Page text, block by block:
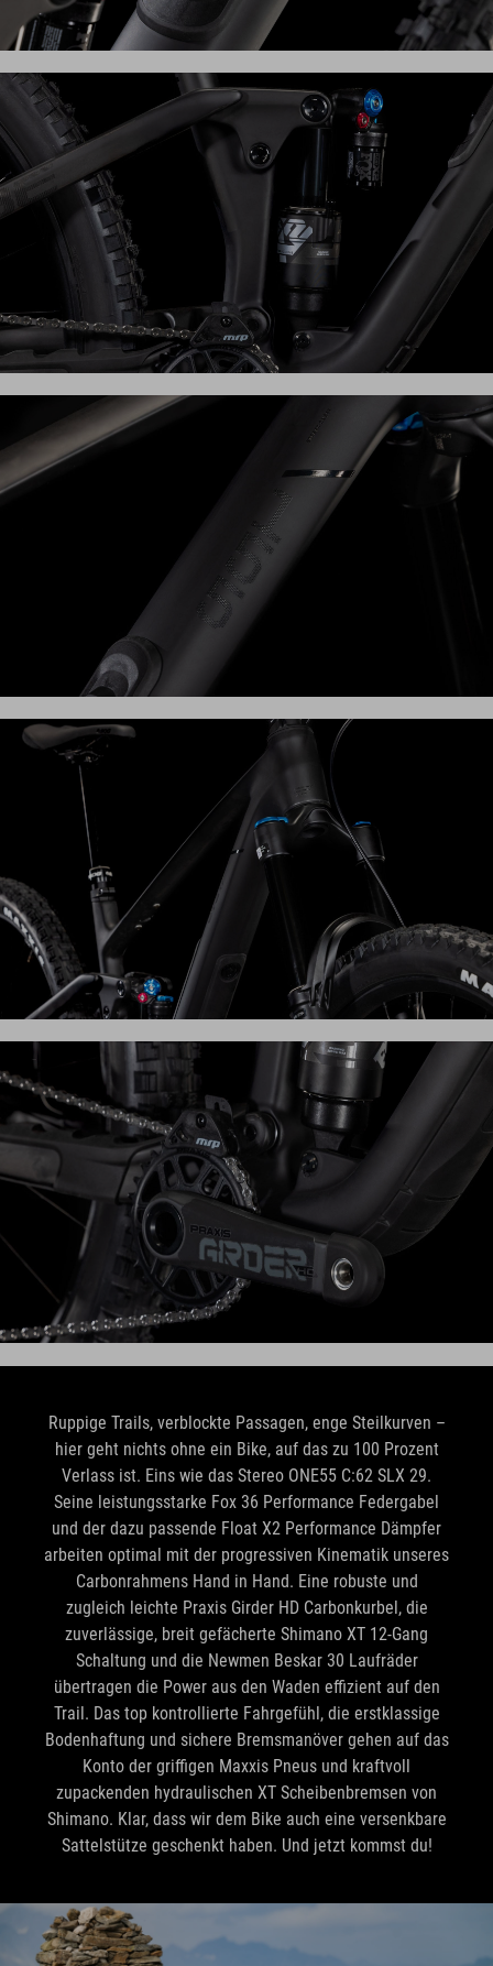
Ruppige Trails, verblockte Passagen, enge Steilkurven –
hier geht nichts ohne ein Bike, auf das zu 100 Prozent
Verlass ist. Eins wie das Stereo ONE55 C:62 SLX 29.
Seine leistungsstarke Fox 36 Performance Federgabel
und der dazu passende Float X2 Performance Dämpfer
arbeiten optimal mit der progressiven Kinematik unseres
Carbonrahmens Hand in Hand. Eine robuste und
zugleich leichte Praxis Girder HD Carbonkurbel, die
zuverlässige, breit gefächerte Shimano XT 12-Gang
Schaltung und die Newmen Beskar 30 Laufräder
übertragen die Power aus den Waden effizient auf den
Trail. Das top kontrollierte Fahrgefühl, die erstklassige
Bodenhaftung und sichere Bremsmanöver gehen auf das
Konto der griffigen Maxxis Pneus und kraftvoll
zupackenden hydraulischen XT Scheibenbremsen von
Shimano. Klar, dass wir dem Bike auch eine versenkbare
Sattelstütze geschenkt haben. Und jetzt kommst du!